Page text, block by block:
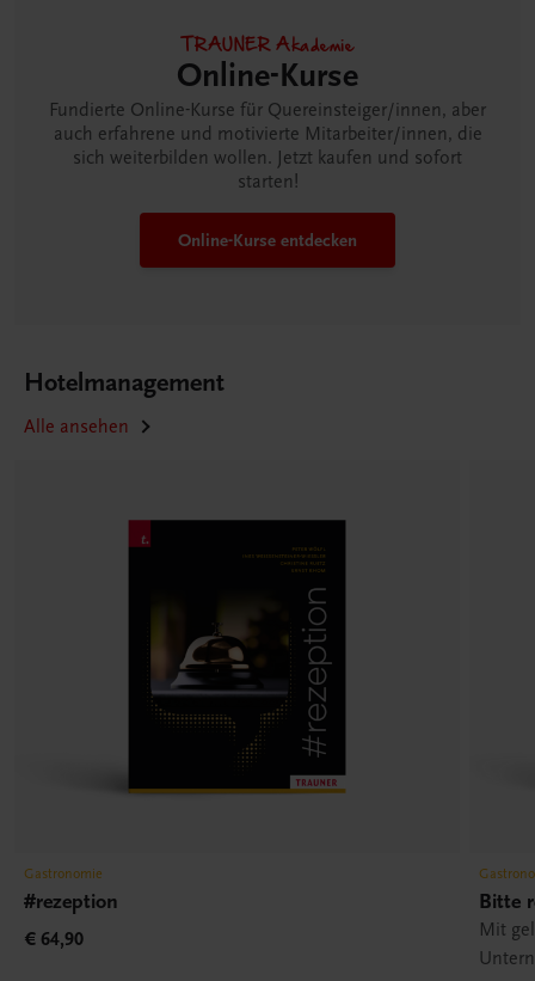
TRAUNER Akademie
Online-Kurse
Fundierte Online-Kurse für Quereinsteiger/innen, aber
auch erfahrene und motivierte Mitarbeiter/innen, die
sich weiterbilden wollen. Jetzt kaufen und sofort
starten!
Online-Kurse entdecken
Hotelmanagement
Alle ansehen
Gastronomie
#rezeption
€ 64,90
Bitte
Mit